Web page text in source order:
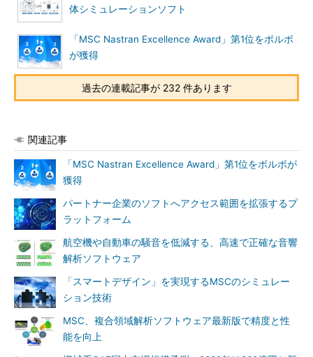
体シミュレーションソフト
「MSC Nastran Excellence Award」第1位をボルボ
が獲得
過去の連載記事が 232 件あります
関連記事
「MSC Nastran Excellence Award」第1位をボルボが
獲得
パートナー企業のソフトへアクセス範囲を拡張するプ
ラットフォーム
航空機や自動車の騒音を低減する、高速で正確な音響
解析ソフトウェア
「スマートデザイン」を実現するMSCのシミュレー
ション技術
MSC、複合領域解析ソフトウェア最新版で精度と性
能を向上